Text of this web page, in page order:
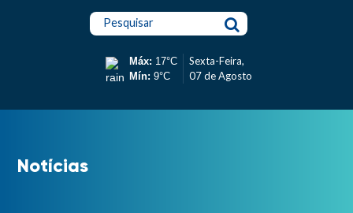
Pesquisar
Máx: 17°C
Mín: 9°C
Sexta-Feira,
07 de Agosto
Notícias